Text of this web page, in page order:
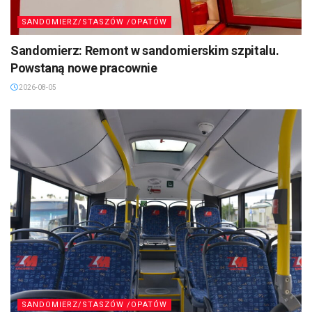
SANDOMIERZ/STASZÓW /OPATÓW
Sandomierz: Remont w sandomierskim szpitalu.
Powstaną nowe pracownie
2026-08-05
SANDOMIERZ/STASZÓW /OPATÓW